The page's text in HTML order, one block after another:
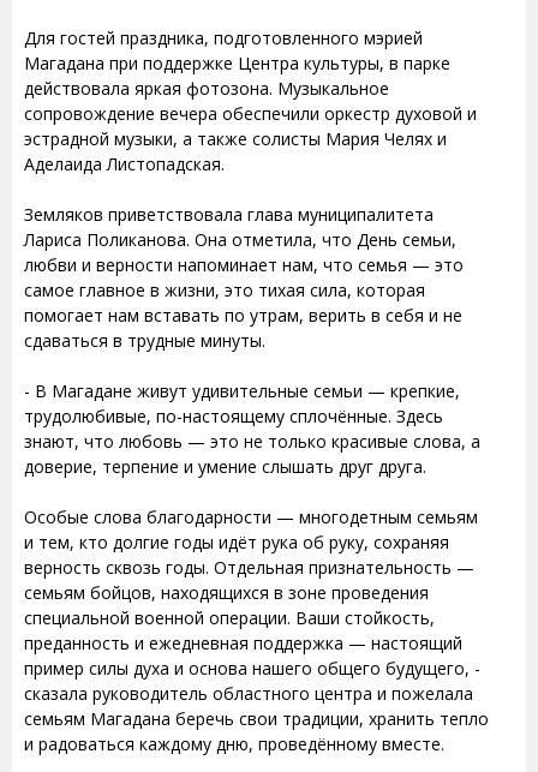
Для гостей праздника, подготовленного мэрией
Магадана при поддержке Центра культуры, в парке
действовала яркая фотозона. Музыкальное
сопровождение вечера обеспечили оркестр духовой и
эстрадной музыки, а также солисты Мария Челях и
Аделаида Листопадская.
Земляков приветствовала глава муниципалитета
Лариса Поликанова. Она отметила, что День семьи,
любви и верности напоминает нам, что семья — это
самое главное в жизни, это тихая сила, которая
помогает нам вставать по утрам, верить в себя и не
сдаваться в трудные минуты.
- В Магадане живут удивительные семьи — крепкие,
трудолюбивые, по-настоящему сплочённые. Здесь
знают, что любовь — это не только красивые слова, а
доверие, терпение и умение слышать друг друга.
Особые слова благодарности — многодетным семьям
и тем, кто долгие годы идёт рука об руку, сохраняя
верность сквозь годы. Отдельная признательность —
семьям бойцов, находящихся в зоне проведения
специальной военной операции. Ваши стойкость,
преданность и ежедневная поддержка — настоящий
пример силы духа и основа нашего общего будущего, -
сказала руководитель областного центра и пожелала
семьям Магадана беречь свои традиции, хранить тепло
и радоваться каждому дню, проведённому вместе.